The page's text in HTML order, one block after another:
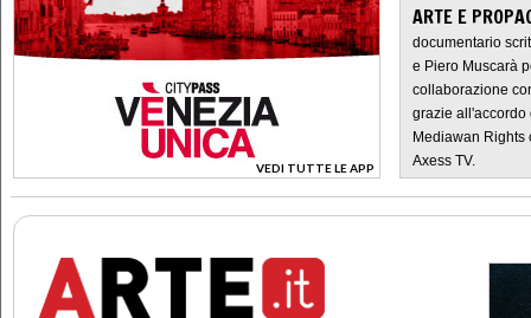
VEDI TUTTE LE APP
>
ARTE E
documentario
e Piero Muscarà
collaborazione
grazie all'accordo
Mediawan
Axess TV.